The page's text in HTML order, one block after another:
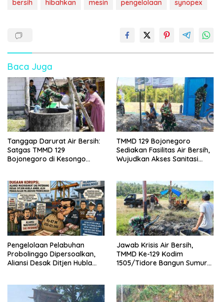
bersih hibahkan mesin pengelolaan synopex
Baca Juga
Tanggap Darurat Air Bersih:
Satgas TMMD 129
Bojonegoro di Kesongo
TMMD 129 Bojonegoro
Sediakan Fasilitas Air Bersih,
Wujudkan Akses Sanitasi
Pengelolaan Pelabuhan
Probolinggo Dipersoalkan,
Aliansi Desak Ditjen Hubla
Jawab Krisis Air Bersih,
TMMD Ke-129 Kodim
1505/Tidore Bangun Sumur